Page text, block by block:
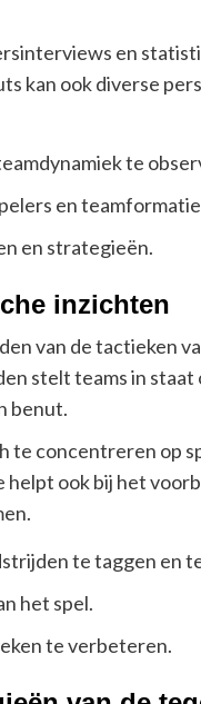
en
kan ook diverse
te
en
en strategieën.
inzichten
van de tactieken
stelt teams in
benut.
te concentreren op
ook bij het
te taggen en
het spel.
te verbeteren.